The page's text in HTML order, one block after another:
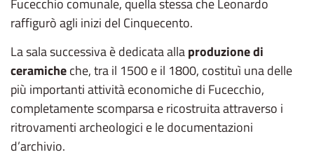
Fucecchio comunale, quella stessa che Leonardo
raffigurò agli inizi del Cinquecento.
La sala successiva è dedicata allaproduzione di
ceramicheche, tra il 1500 e il 1800, costituì una delle
più importanti attività economiche di Fucecchio,
completamente scomparsa e ricostruita attraverso i
ritrovamenti archeologici e le documentazioni
d’archivio.